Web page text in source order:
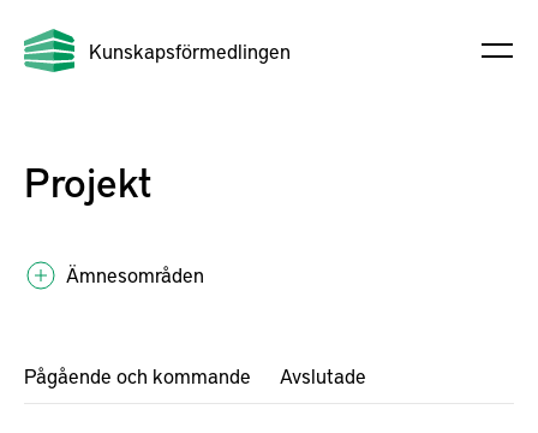
Kunskapsförmedlingen
Projekt
Ämnesområden
Pågående och kommande Avslutade